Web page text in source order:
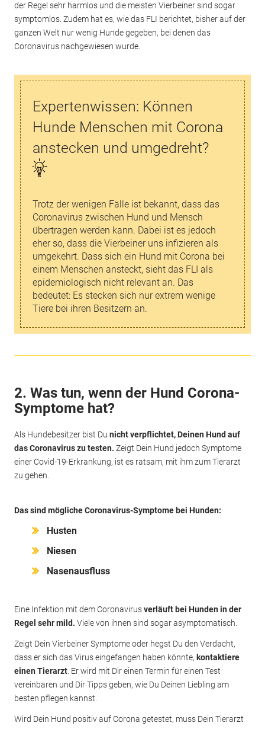
der Regel sehr harmlos und die meisten Vierbeiner sind sogar
symptomlos. Zudem hat es, wie das FLI berichtet, bisher auf der
ganzen Welt nur wenig Hunde gegeben, bei denen das
Coronavirus nachgewiesen wurde.
Expertenwissen: Können
Hunde Menschen mit Corona
anstecken und umgedreht?
Trotz der wenigen Fälle ist bekannt, dass das
Coronavirus zwischen Hund und Mensch
übertragen werden kann. Dabei ist es jedoch
eher so, dass die Vierbeiner uns infizieren als
umgekehrt. Dass sich ein Hund mit Corona bei
einem Menschen ansteckt, sieht das FLI als
epidemiologisch nicht relevant an. Das
bedeutet: Es stecken sich nur extrem wenige
Tiere bei ihren Besitzern an.
2. Was tun, wenn der Hund Corona-
Symptome hat?
Als Hundebesitzer bist Du nicht verpflichtet, Deinen Hund auf
das Coronavirus zu testen. Zeigt Dein Hund jedoch Symptome
einer Covid-19-Erkrankung, ist es ratsam, mit ihm zum Tierarzt
zu gehen.
Das sind mögliche Coronavirus-Symptome bei Hunden:
Husten
Niesen
Nasenausfluss
Eine Infektion mit dem Coronavirusverläuft bei Hunden in der
Regel sehr mild. Viele von ihnen sind sogar asymptomatisch.
Zeigt Dein Vierbeiner Symptome oder hegst Du den Verdacht,
dass er sich das Virus eingefangen haben könnte, kontaktiere
einen Tierarzt . Er wird mit Dir einen Termin für einen Test
vereinbaren und Dir Tipps geben, wie Du Deinen Liebling am
besten pflegen kannst.
Wird Dein Hund positiv auf Corona getestet, muss Dein Tierarzt